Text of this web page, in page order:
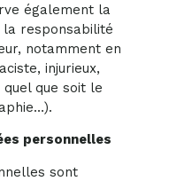
également la
responsabilité
notamment en
injurieux,
que soit le
personnelles
sont